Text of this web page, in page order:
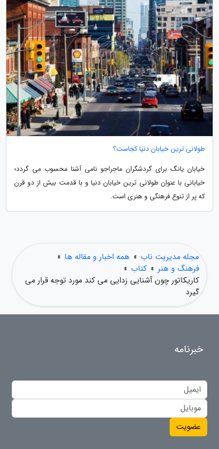
طولانی ترین خیابان دنیا کجاست؟
خیابان یانگ برای گردشگران ماجراجو نامی آشنا محسوب می گردد؛
خیابانی با عنوان طولانی ترین خیابان دنیا و با قدمت بیش از دو قرن
که پر از تنوع فرهنگی و هنری است.
مجله مدیریت ناب » همه اخبار و مقاله ها »
فرهنگ و هنر » کتاب »
کاریکاتور چون آشنایی زدایی می کند مورد توجه قرار می
گیرد
خبرنامه
عضویت